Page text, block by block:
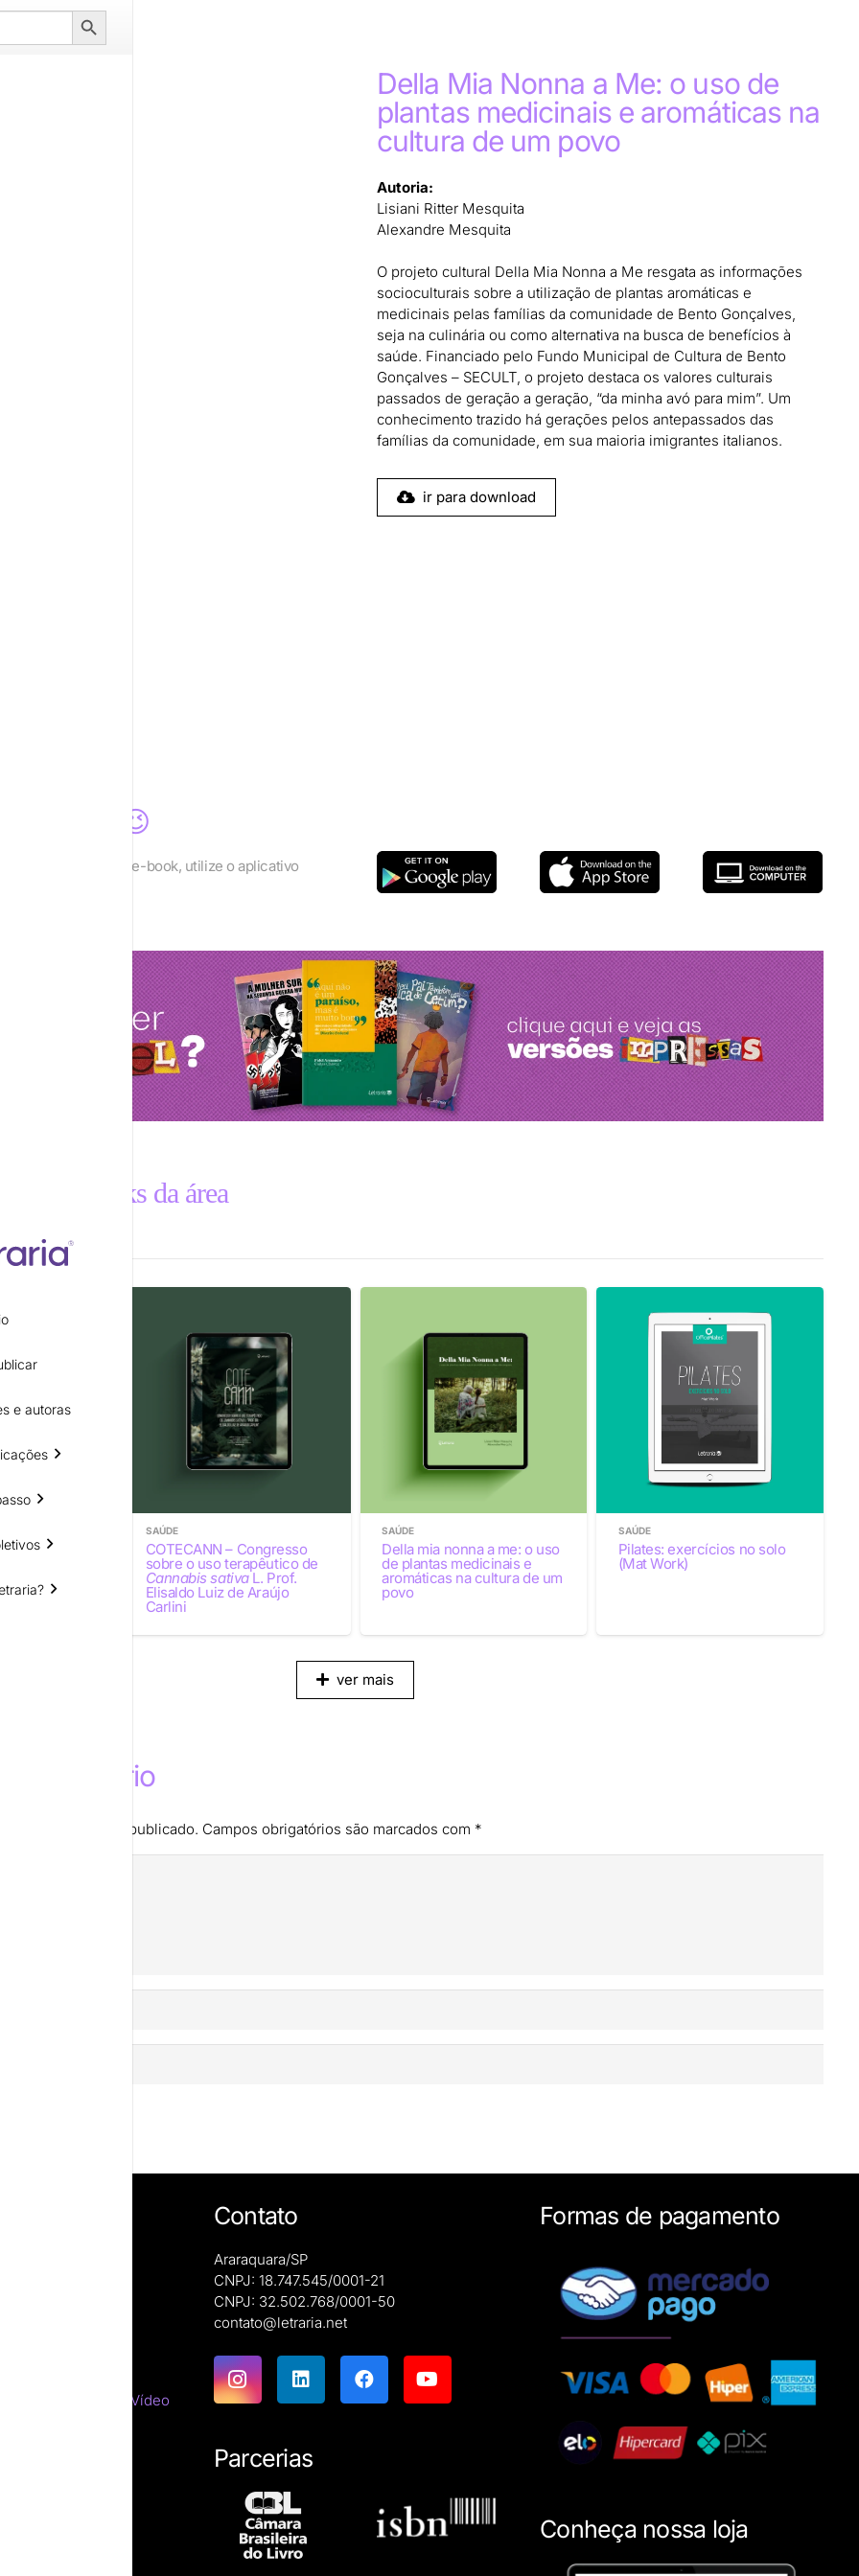
Search
Button
e autoras
Della Mia Nonna a Me: o uso de
plantas medicinais e aromáticas na
cultura de um povo
Autoria:
Lisiani Ritter Mesquita
Alexandre Mesquita
O projeto cultural Della Mia Nonna a Me resgata as informações
socioculturais sobre a utilização de plantas aromáticas e
medicinais pelas famílias da comunidade de Bento Gonçalves,
seja na culinária ou como alternativa na busca de benefícios à
saúde. Financiado pelo Fundo Municipal de Cultura de Bento
Gonçalves – SECULT, o projeto destaca os valores culturais
passados de geração a geração, “da minha avó para mim”. Um
conhecimento trazido há gerações pelos antepassados das
famílias da comunidade, em sua maioria imigrantes italianos.
ir para download
para você 😉
os recursos do e-book, utilize o aplicativo
e-books da área
ciência,
SAÚDE
COTECANN – Congresso
sobre o uso terapêutico de
Cannabis sativaL. Prof.
Elisaldo Luiz de Araújo
Carlini
SAÚDE
Della mia nonna a me: o uso
de plantas medicinais e
aromáticas na cultura de um
povo
SAÚDE
Pilates: exercícios no solo
(Mat Work)
ver mais
comentário
e-mail não será publicado. Campos obrigatórios são marcados com *
do Cinema e do Vídeo
Contato
Araraquara/SP
CNPJ: 18.747.545/0001-21
CNPJ: 32.502.768/0001-50
contato@letraria.net
Parcerias
Formas de pagamento
Conheça nossa loja